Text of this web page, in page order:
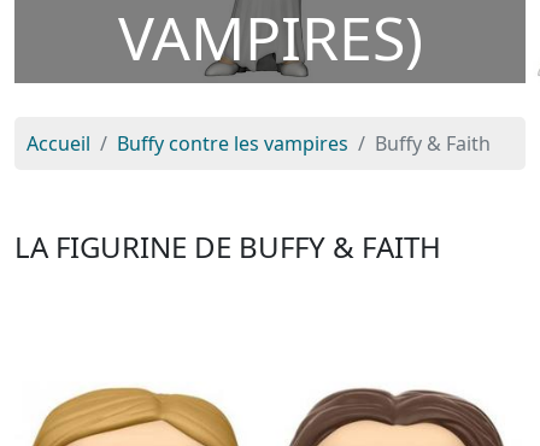
VAMPIRES)
Accueil Buffy contre les vampires Buffy & Faith
LA FIGURINE DE BUFFY & FAITH